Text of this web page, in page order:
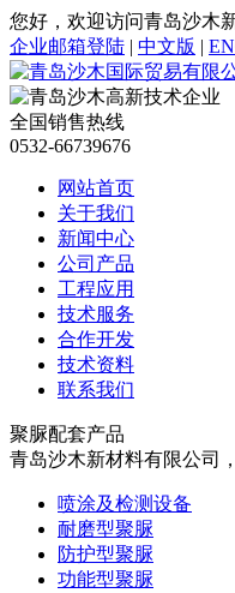
您好，欢迎访问青岛沙木
企业邮箱登陆 | 中文版 |
全国销售热线
0532-66739676
网站首页
关于我们
新闻中心
公司产品
工程应用
技术服务
合作开发
技术资料
联系我们
聚脲配套产品
青岛沙木新材料有限公司
喷涂及检测设备
耐磨型聚脲
防护型聚脲
功能型聚脲